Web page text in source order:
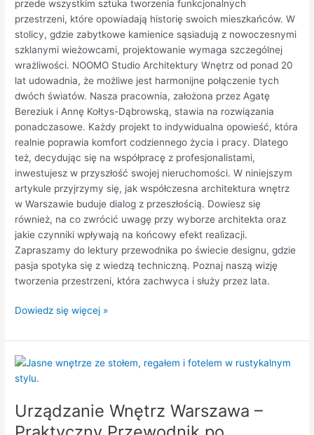
przede wszystkim sztuka tworzenia funkcjonalnych
przestrzeni, które opowiadają historię swoich mieszkańców. W
stolicy, gdzie zabytkowe kamienice sąsiadują z nowoczesnymi
szklanymi wieżowcami, projektowanie wymaga szczególnej
wrażliwości. NOOMO Studio Architektury Wnętrz od ponad 20
lat udowadnia, że możliwe jest harmonijne połączenie tych
dwóch światów. Nasza pracownia, założona przez Agatę
Bereziuk i Annę Kołtys-Dąbrowską, stawia na rozwiązania
ponadczasowe. Każdy projekt to indywidualna opowieść, która
realnie poprawia komfort codziennego życia i pracy. Dlatego
też, decydując się na współpracę z profesjonalistami,
inwestujesz w przyszłość swojej nieruchomości. W niniejszym
artykule przyjrzymy się, jak współczesna architektura wnętrz
w Warszawie buduje dialog z przeszłością. Dowiesz się
również, na co zwrócić uwagę przy wyborze architekta oraz
jakie czynniki wpływają na końcowy efekt realizacji.
Zapraszamy do lektury przewodnika po świecie designu, gdzie
pasja spotyka się z wiedzą techniczną. Poznaj naszą wizję
tworzenia przestrzeni, która zachwyca i służy przez lata.
Dowiedz się więcej »
Urządzanie Wnętrz Warszawa –
Urządzanie
Wnętrz
–
Praktyczny